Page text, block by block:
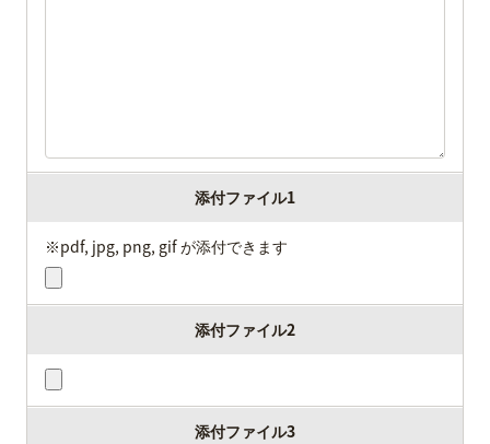
添付ファイル1
※pdf, jpg, png, gif が添付できます
添付ファイル2
添付ファイル3